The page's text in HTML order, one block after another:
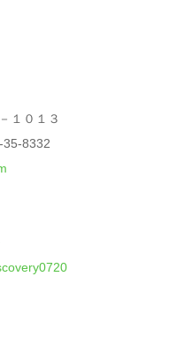
１０１３
8332